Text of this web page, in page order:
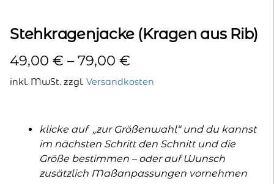
Stehkragenjacke (Kragen aus Rib)
49,00 € –79,00 €
inkl. MwSt. zzgl. Versandkosten
klicke auf „zur Größenwahl“ und du kannst
im nächsten Schritt den Schnitt und die
Größe bestimmen – oder auf Wunsch
zusätzlich Maßanpassungen vornehmen